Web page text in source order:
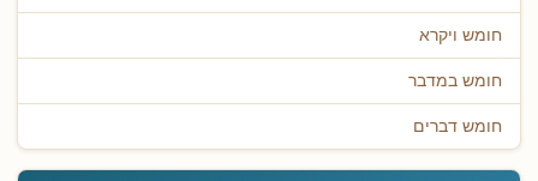
חומש ויקרא
חומש במדבר
חומש דברים